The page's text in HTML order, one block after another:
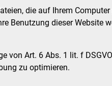
die auf Ihrem
Benutzung dieser Website
Art. 6 Abs. 1 lit. f
zu optimieren.